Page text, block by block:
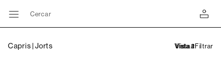
Cercar
Capris | Jorts Filtrar